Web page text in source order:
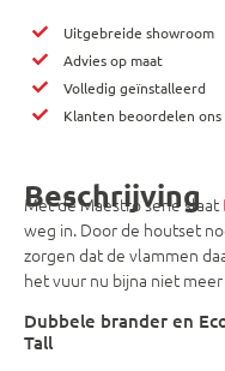
Uitgebreide showroom
Advies op maat
Volledig geïnstalleerd
Klanten beoordelen
Beschrijving
Met de Maestro serie slaat
weg in. Door de houtset
zorgen dat de vlammen
het vuur nu bijna niet
Dubbele brander en
Tall